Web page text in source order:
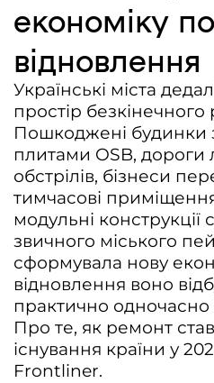
Партнери проєкту та подяка
Редакційна політика |
Документи
економіку
відновлення
Українські міста
простір безкінечного
Пошкоджені будинки
плитами OSB, дороги
обстрілів, бізнеси
тимчасові
модульні
звичного міського
сформувала нову
відновлення воно
практично
Про те, як ремонт
існування країни у
Frontliner.